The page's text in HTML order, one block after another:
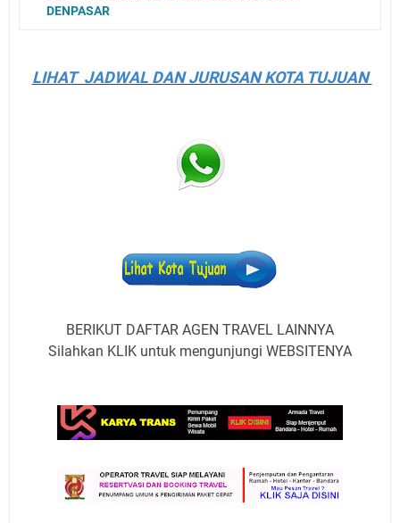
DENPASAR
LIHAT JADWAL DAN JURUSAN KOTA TUJUAN
BERIKUT DAFTAR AGEN TRAVEL LAINNYA
Silahkan KLIK untuk mengunjungi WEBSITENYA